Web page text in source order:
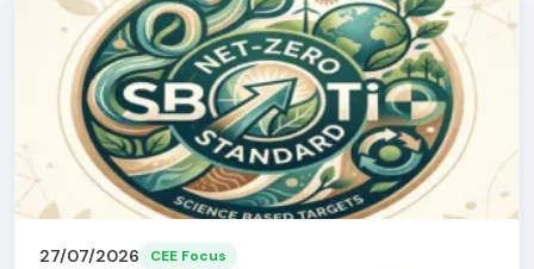
27/07/2026 CEE Focus